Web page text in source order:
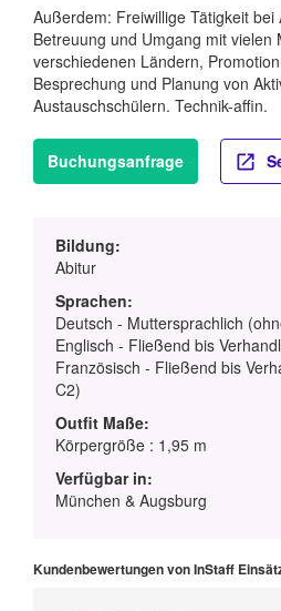
Außerdem: Freiwillige Tätigkeit
Betreuung und Umgang mit vielen
verschiedenen Ländern,
Besprechung und Planung von
Austauschschülern. Technik-affin.
Buchungsanfrage
Bildung:
Abitur
Sprachen:
Deutsch - Muttersprachlich
Englisch - Fließend bis
Französisch - Fließend bis
C2)
Outfit Maße:
Körpergröße : 1,95 m
Verfügbar in:
München & Augsburg
Kundenbewertungen von InStaff